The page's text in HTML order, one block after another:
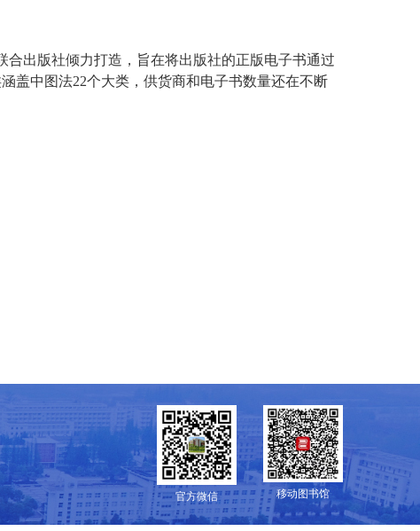
出版社倾力打造，旨在将出版社的正版电子书通过
盖中图法22个大类， 供货商和电子书数量还在不断
移动图书馆
官方微信